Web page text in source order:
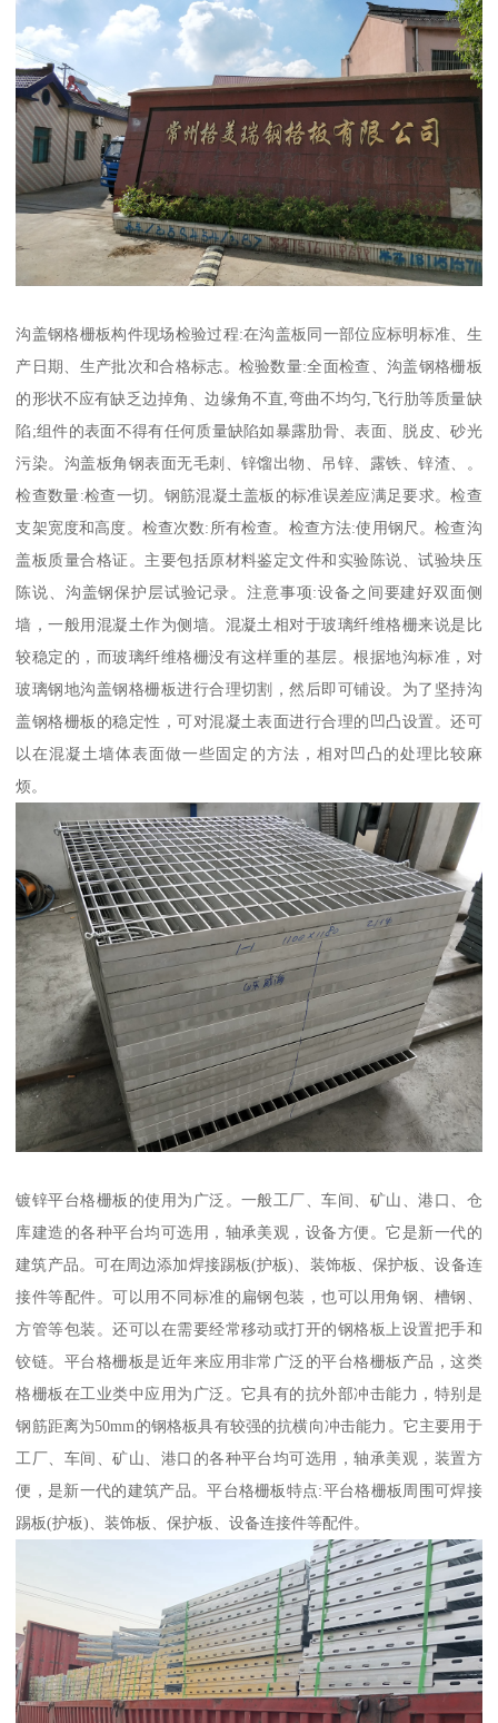
沟盖钢格栅板构件现场检验过程:在沟盖板同一部位应标明标准、生
产日期、生产批次和合格标志。检验数量:全面检查、沟盖钢格栅板
的形状不应有缺乏边掉角、边缘角不直,弯曲不均匀,飞行肋等质量缺
陷;组件的表面不得有任何质量缺陷如暴露肋骨、表面、脱皮、砂光
污染。沟盖板角钢表面无毛刺、锌馏出物、吊锌、露铁、锌渣、。
检查数量:检查一切。钢筋混凝土盖板的标准误差应满足要求。检查
支架宽度和高度。检查次数:所有检查。检查方法:使用钢尺。检查沟
盖板质量合格证。主要包括原材料鉴定文件和实验陈说、试验块压
陈说、沟盖钢保护层试验记录。注意事项:设备之间要建好双面侧
墙，一般用混凝土作为侧墙。混凝土相对于玻璃纤维格栅来说是比
较稳定的，而玻璃纤维格栅没有这样重的基层。根据地沟标准，对
玻璃钢地沟盖钢格栅板进行合理切割，然后即可铺设。为了坚持沟
盖钢格栅板的稳定性，可对混凝土表面进行合理的凹凸设置。还可
以在混凝土墙体表面做一些固定的方法，相对凹凸的处理比较麻
烦。
镀锌平台格栅板的使用为广泛。一般工厂、车间、矿山、港口、仓
库建造的各种平台均可选用，轴承美观，设备方便。它是新一代的
建筑产品。可在周边添加焊接踢板(护板)、装饰板、保护板、设备连
接件等配件。可以用不同标准的扁钢包装，也可以用角钢、槽钢、
方管等包装。还可以在需要经常移动或打开的钢格板上设置把手和
铰链。平台格栅板是近年来应用非常广泛的平台格栅板产品，这类
格栅板在工业类中应用为广泛。它具有的抗外部冲击能力，特别是
钢筋距离为50mm的钢格板具有较强的抗横向冲击能力。它主要用于
工厂、车间、矿山、港口的各种平台均可选用，轴承美观，装置方
便，是新一代的建筑产品。平台格栅板特点:平台格栅板周围可焊接
踢板(护板)、装饰板、保护板、设备连接件等配件。